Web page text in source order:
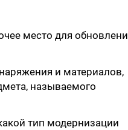
место для
и материалов,
называемого
тип модернизации